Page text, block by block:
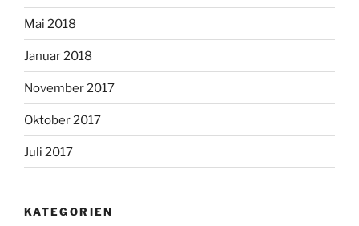
Mai 2018
Januar 2018
November 2017
Oktober 2017
Juli 2017
KATEGORIEN